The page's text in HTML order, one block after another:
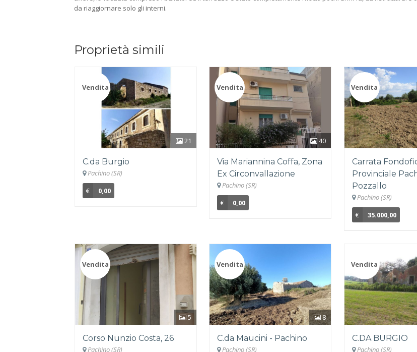
da riaggiornare solo gli interni.
Proprietà simili
21
Vendita
C.da Burgio
Pachino (SR)
€
0,00
40
Vendita
Via Mariannina Coffa, Zona
Ex Circonvallazione
Pachino (SR)
€
0,00
Vendita
Carrata
Provinciale
Pozzallo
Pachino (SR)
€
35.000,00
5
Vendita
Corso Nunzio Costa, 26
Pachino (SR)
8
Vendita
C.da Maucini - Pachino
Pachino (SR)
Vendita
C.DA BURGIO
Pachino (SR)